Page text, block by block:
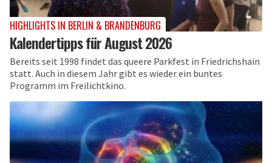
HIGHLIGHTS IN BERLIN & BRANDENBURG
Kalendertipps für August 2026
Bereits seit 1998 findet das queere Parkfest in Friedrichshain
statt. Auch in diesem Jahr gibt es wieder ein buntes
Programm im Freilichtkino.